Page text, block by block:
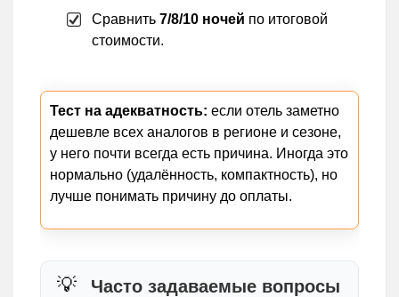
Сравнить 7/8/10 ночей по итоговой
стоимости.
Тест на адекватность: если отель заметно
дешевле всех аналогов в регионе и сезоне,
у него почти всегда есть причина. Иногда это
нормально (удалённость, компактность), но
лучше понимать причину до оплаты.
Часто задаваемые вопросы